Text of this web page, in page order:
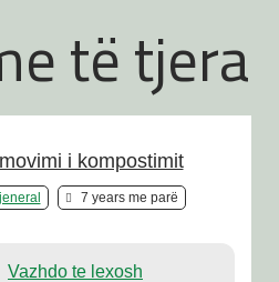
të tjera
i kompostimit
7 years me parë
Vazhdo te lexosh